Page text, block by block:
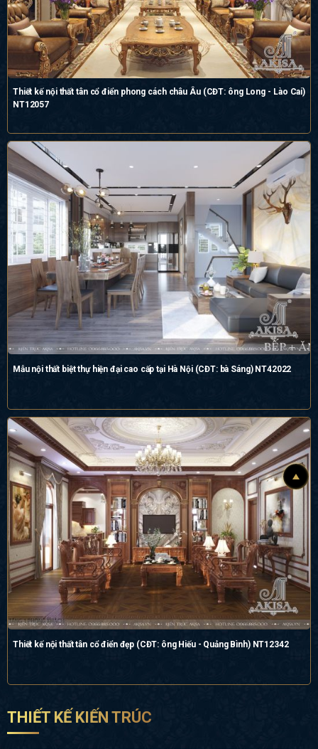
Thiết kế nội thất tân cổ điển phong cách châu Âu (CĐT: ông Long - Lào Cai)
NT12057
Mẫu nội thất biệt thự hiện đại cao cấp tại Hà Nội (CĐT: bà Sáng) NT42022
Thiết kế nội thất tân cổ điển đẹp (CĐT: ông Hiếu - Quảng Bình) NT12342
THIẾT KẾ KIẾN TRÚC